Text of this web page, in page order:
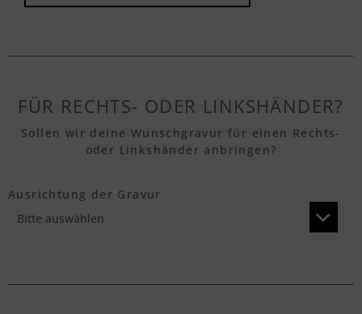
Textvorschau
Textvorschau
FÜR RECHTS- ODER LINKSHÄNDER?
Sollen wir deine Wunschgravur für einen Rechts-
oder Linkshänder anbringen?
Ausrichtung der Gravur